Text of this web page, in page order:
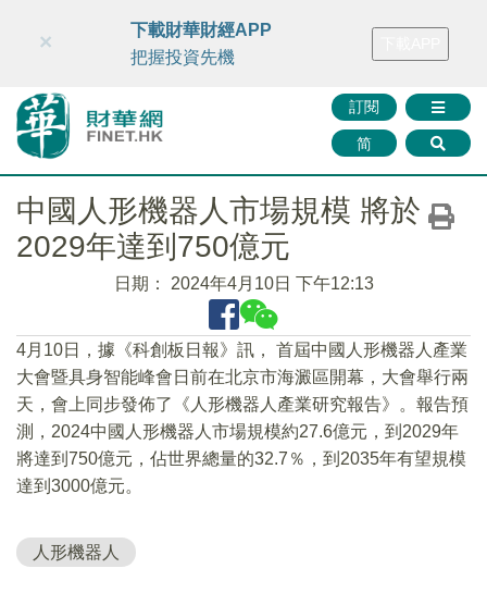
財華智庫網 FINTV FINMETA 財華證券 媒體矩陣
訂閱
简
×
下載財華財經APP
把握投資先機
中國人形機器人市場規模 將於
2029年達到750億元
日期： 2024年4月10日 下午12:13
4月10日，據《科創板日報》訊， 首屆中國人形機器人產業
大會暨具身智能峰會日前在北京市海澱區開幕，大會舉行兩
天，會上同步發佈了《人形機器人產業研究報告》。報告預
測，2024中國人形機器人市場規模約27.6億元，到2029年
將達到750億元，佔世界總量的32.7％，到2035年有望規模
達到3000億元。
人形機器人